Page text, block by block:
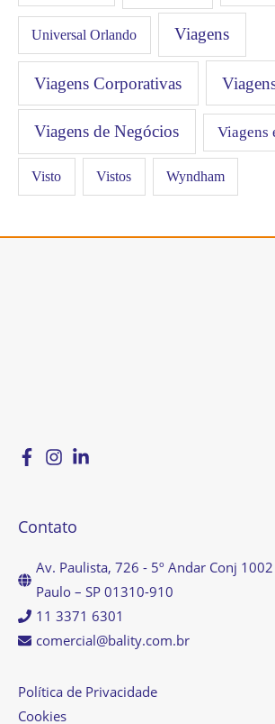
Universal Orlando Viagens
Viagens Corporativas
Viagens de Negócios Viagens
Visto Vistos Wyndham
Contato
Av. Paulista, 726 - 5º Andar Conj
Paulo – SP 01310-910
11 3371 6301
comercial@bality.com.br
Política de Privacidade
Cookies